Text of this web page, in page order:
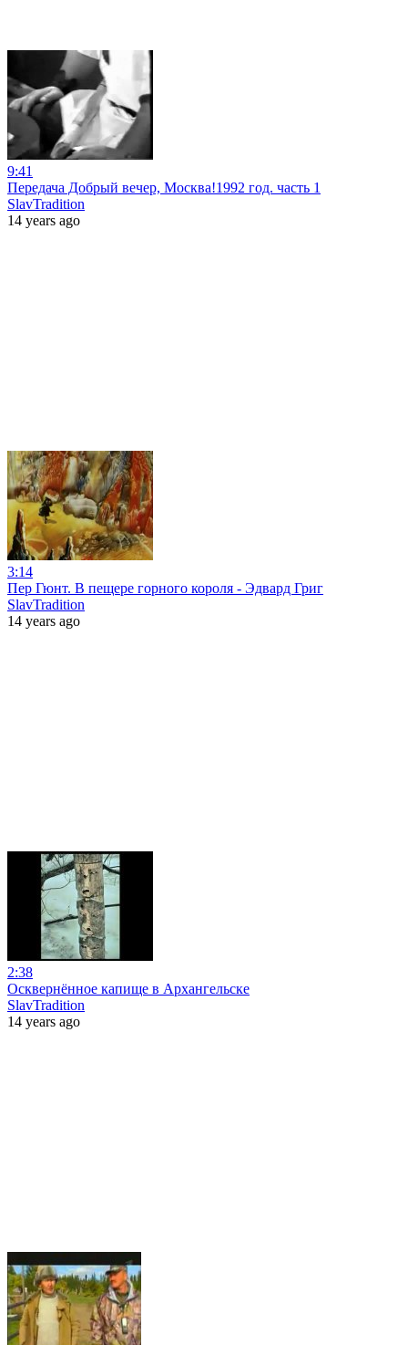
9:41
Передача Добрый вечер, Москва!1992 год. часть 1
SlavTradition
14 years ago
3:14
Пер Гюнт. В пещере горного короля - Эдвард Григ
SlavTradition
14 years ago
2:38
Осквернённое капище в Архангельске
SlavTradition
14 years ago